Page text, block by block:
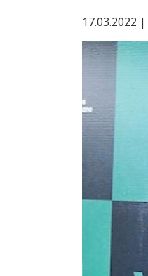
17.03.2022 |